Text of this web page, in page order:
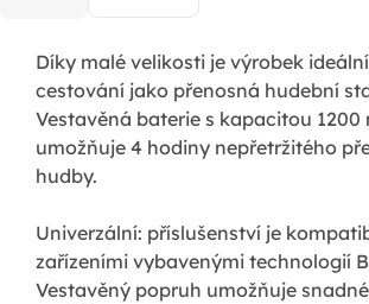
Díky malé velikosti je výrobek
cestování jako přenosná hudební
Vestavěná baterie s kapacitou 1200
umožňuje 4 hodiny nepřetržitého
hudby.
Univerzální: příslušenství je
zařízeními vybavenými technologií
Vestavěný popruh umožňuje